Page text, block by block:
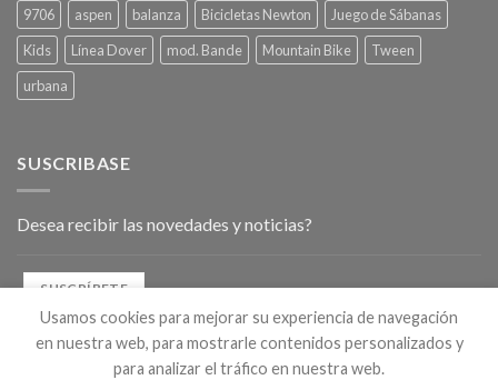
9706 aspen balanza Bicicletas Newton
Juego de Sábanas
Kids
Línea Dover mod. Bande Mountain Bike
Tween
urbana
SUSCRIBASE
Desea recibir las novedades y noticias?
SUSCRÍBETE
Usamos cookies para mejorar su experiencia de navegación
en nuestra web, para mostrarle contenidos personalizados y
para analizar el tráfico en nuestra web.